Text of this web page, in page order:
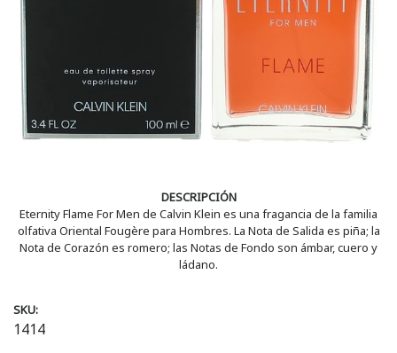
DESCRIPCIÓN
Eternity Flame For Men de Calvin Klein es una fragancia de la familia
olfativa Oriental Fougère para Hombres. La Nota de Salida es piña; la
Nota de Corazón es romero; las Notas de Fondo son ámbar, cuero y
ládano.
SKU:
1414